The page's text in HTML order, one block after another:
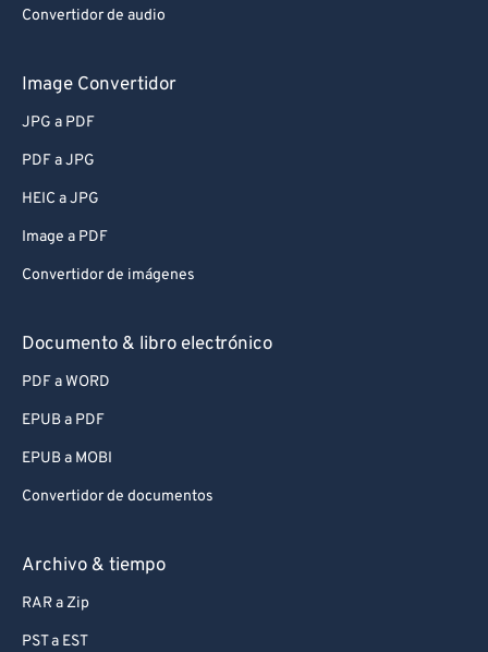
Convertidor de audio
Image Convertidor
JPG a PDF
PDF a JPG
HEIC a JPG
Image a PDF
Convertidor de imágenes
Documento & libro electrónico
PDF a WORD
EPUB a PDF
EPUB a MOBI
Convertidor de documentos
Archivo & tiempo
RAR a Zip
PST a EST